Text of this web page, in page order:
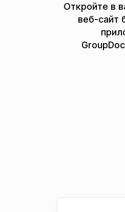
Откройте в
веб-сайт